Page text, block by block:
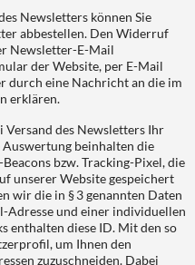
Newsletters können Sie
abbestellen. Den Widerruf
Newsletter-E-Mail
der Website, per E-Mail
durch eine Nachricht an die im
erklären.
Versand des Newsletters Ihr
beinhalten die
bzw. Tracking-Pixel, die
unserer Website gespeichert
wir die in § 3 genannten Daten
Adresse und einer individuellen
enthalten diese ID. Mit den so
um Ihnen den
zuzuschneiden. Dabei